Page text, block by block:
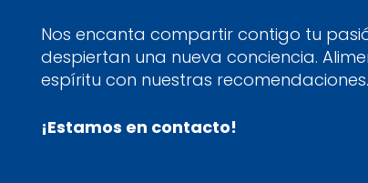
Nos encanta compartir contigo tu
despiertan una nueva conciencia.
espíritu con nuestras recomendaciones.
¡Estamos en contacto!